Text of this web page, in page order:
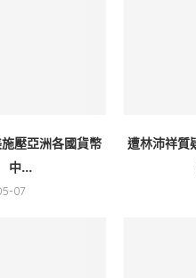
壓亞洲各國貨幣
中...
07
遭林沛祥